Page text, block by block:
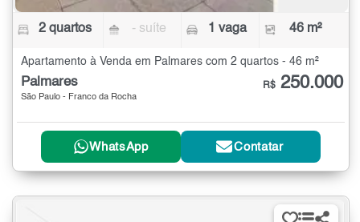
2 quartos - suíte 1 vaga 46 m²
Apartamento à Venda em Palmares com 2 quartos - 46 m²
Palmares
São Paulo - Franco da Rocha
R$ 250.000
WhatsApp Contatar